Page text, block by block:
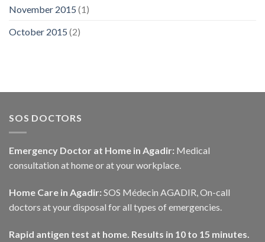
November 2015 (1)
October 2015 (2)
SOS DOCTORS
Emergency Doctor at Home in Agadir: Medical
consultation at home or at your workplace.
Home Care in Agadir: SOS Médecin AGADIR, On-call
doctors at your disposal for all types of emergencies.
Rapid antigen test at home. Results in 10 to 15 minutes.